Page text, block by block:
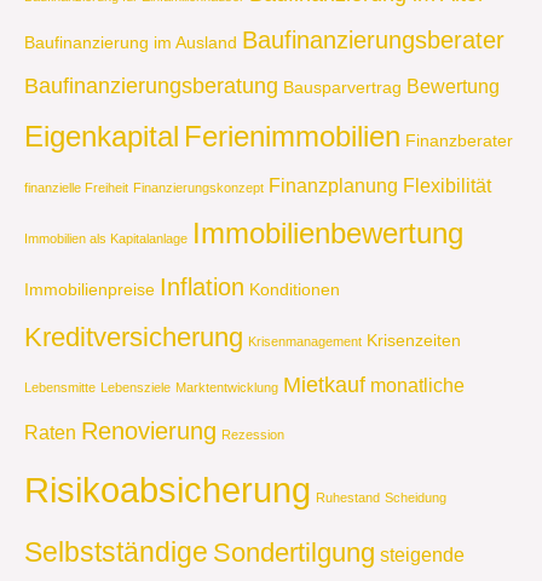
Baufinanzierung im Ausland Baufinanzierungsberater
Baufinanzierungsberatung Bausparvertrag Bewertung
Eigenkapital Ferienimmobilien Finanzberater
finanzielle Freiheit Finanzierungskonzept Finanzplanung Flexibilität
Immobilien als Kapitalanlage Immobilienbewertung
Immobilienpreise Inflation Konditionen
Kreditversicherung Krisenmanagement Krisenzeiten
Lebensmitte Lebensziele Marktentwicklung Mietkauf monatliche
Raten Renovierung Rezession
Risikoabsicherung Ruhestand Scheidung
Selbstständige Sondertilgung steigende